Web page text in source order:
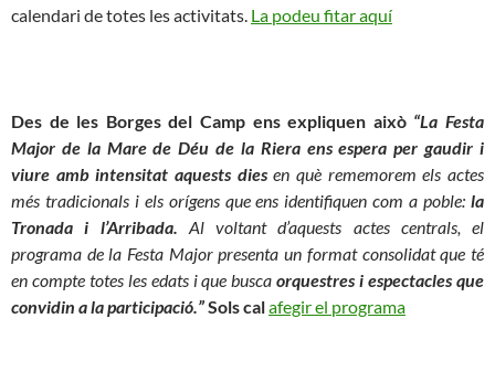
calendari de totes les activitats. La podeu fitar aquí
Des de les Borges del Camp ens expliquen això “La Festa
Major de la Mare de Déu de la Riera ens espera per gaudir i
viure amb intensitat aquests diesen què rememorem els actes
més tradicionals i els orígens que ens identifiquen com a poble: la
Tronada i l’Arribada. Al voltant d’aquests actes centrals, el
programa de la Festa Major presenta un format consolidat que té
en compte totes les edats i que buscaorquestres i espectacles que
convidin a la participació.”Sols calafegir el programa